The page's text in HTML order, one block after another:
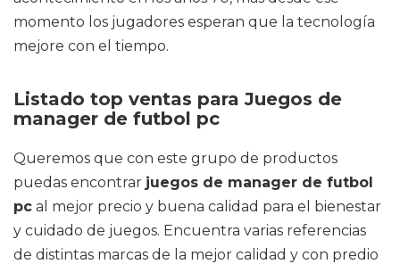
momento los jugadores esperan que la tecnología
mejore con el tiempo.
Listado top ventas para Juegos de
manager de futbol pc
Queremos que con este grupo de productos
puedas encontrar juegos de manager de futbol
pc al mejor precio y buena calidad para el bienestar
y cuidado de juegos. Encuentra varias referencias
de distintas marcas de la mejor calidad y con predio